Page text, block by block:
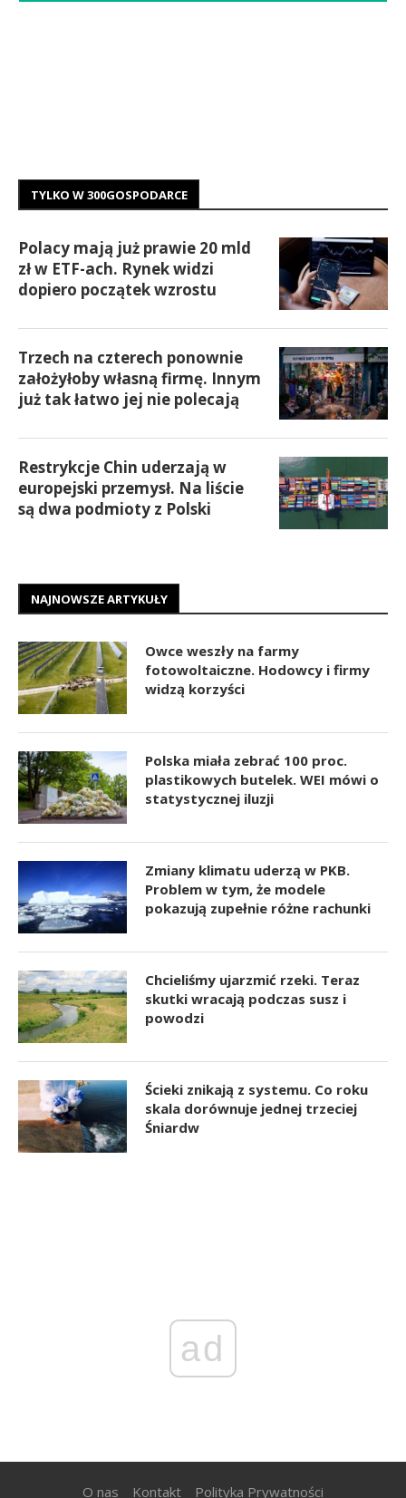
TYLKO W 300GOSPODARCE
Polacy mają już prawie 20 mld
zł w ETF-ach. Rynek widzi
dopiero początek wzrostu
Trzech na czterech ponownie
założyłoby własną firmę. Innym
już tak łatwo jej nie polecają
Restrykcje Chin uderzają w
europejski przemysł. Na liście
są dwa podmioty z Polski
NAJNOWSZE ARTYKUŁY
Owce weszły na farmy
fotowoltaiczne. Hodowcy i firmy
widzą korzyści
Polska miała zebrać 100 proc.
plastikowych butelek. WEI mówi o
statystycznej iluzji
Zmiany klimatu uderzą w PKB.
Problem w tym, że modele
pokazują zupełnie różne rachunki
Chcieliśmy ujarzmić rzeki. Teraz
skutki wracają podczas susz i
powodzi
Ścieki znikają z systemu. Co roku
skala dorównuje jednej trzeciej
Śniardw
ad
O nas Kontakt Polityka Prywatności